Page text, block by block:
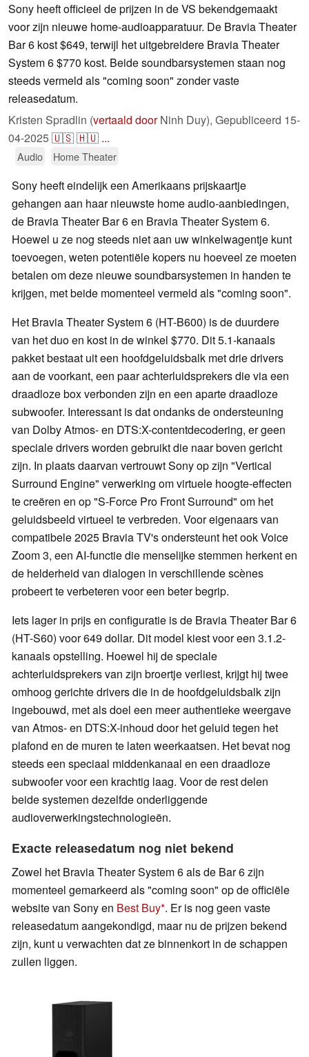
Sony heeft officieel de prijzen in de VS bekendgemaakt
voor zijn nieuwe home-audioapparatuur. De Bravia Theater
Bar 6 kost $649, terwijl het uitgebreidere Bravia Theater
System 6 $770 kost. Beide soundbarsystemen staan nog
steeds vermeld als "coming soon" zonder vaste
releasedatum.
Kristen Spradlin (vertaald doorNinh Duy), Gepubliceerd 15-
04-2025🇺🇸🇭🇺 ...
Audio Home Theater
Sony heeft eindelijk een Amerikaans prijskaartje
gehangen aan haar nieuwste home audio-aanbiedingen,
de Bravia Theater Bar 6 en Bravia Theater System 6.
Hoewel u ze nog steeds niet aan uw winkelwagentje kunt
toevoegen, weten potentiële kopers nu hoeveel ze moeten
betalen om deze nieuwe soundbarsystemen in handen te
krijgen, met beide momenteel vermeld als "coming soon".
Het Bravia Theater System 6 (HT-B600) is de duurdere
van het duo en kost in de winkel $770. Dit 5.1-kanaals
pakket bestaat uit een hoofdgeluidsbalk met drie drivers
aan de voorkant, een paar achterluidsprekers die via een
draadloze box verbonden zijn en een aparte draadloze
subwoofer. Interessant is dat ondanks de ondersteuning
van Dolby Atmos- en DTS:X-contentdecodering, er geen
speciale drivers worden gebruikt die naar boven gericht
zijn. In plaats daarvan vertrouwt Sony op zijn "Vertical
Surround Engine" verwerking om virtuele hoogte-effecten
te creëren en op "S-Force Pro Front Surround" om het
geluidsbeeld virtueel te verbreden. Voor eigenaars van
compatibele 2025 Bravia TV's ondersteunt het ook Voice
Zoom 3, een AI-functie die menselijke stemmen herkent en
de helderheid van dialogen in verschillende scènes
probeert te verbeteren voor een beter begrip.
Iets lager in prijs en configuratie is de Bravia Theater Bar 6
(HT-S60) voor 649 dollar. Dit model kiest voor een 3.1.2-
kanaals opstelling. Hoewel hij de speciale
achterluidsprekers van zijn broertje verliest, krijgt hij twee
omhoog gerichte drivers die in de hoofdgeluidsbalk zijn
ingebouwd, met als doel een meer authentieke weergave
van Atmos- en DTS:X-inhoud door het geluid tegen het
plafond en de muren te laten weerkaatsen. Het bevat nog
steeds een speciaal middenkanaal en een draadloze
subwoofer voor een krachtig laag. Voor de rest delen
beide systemen dezelfde onderliggende
audioverwerkingstechnologieën.
Exacte releasedatum nog niet bekend
Zowel het Bravia Theater System 6 als de Bar 6 zijn
momenteel gemarkeerd als "coming soon" op de officiële
website van Sony en Best Buy . Er is nog geen vaste
releasedatum aangekondigd, maar nu de prijzen bekend
zijn, kunt u verwachten dat ze binnenkort in de schappen
zullen liggen.